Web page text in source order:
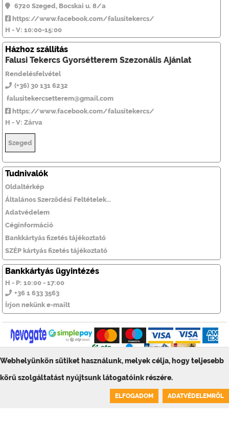
Webhelyünkön sütiket használunk, melyek célja, hogy teljesebb
körű szolgáltatást nyújtsunk látogatóink részére.
ELFOGADOM ADATVÉDELEMRŐL
6720 Szeged, Bocskai u. 8/a
https://www.facebook.com/falusitekercs/
H - V: 10:00-15:00
Házhoz szállítás
Falusi Tekercs Gyorsétterem Szezonális Ajánlat
Rendelésfelvétel
(+36) 30 131 6232
falusitekercsetterem@gmail.com
https://www.facebook.com/falusitekercs/
H - V: Zárva
Szeged
Tudnivalók
Oldaltérkép
Általános Szerződési Feltételek...
Adatvédelem
Céginformáció
Bankkártyás fizetés tájékoztató
SZÉP kártyás fizetés tájékoztató
Bankkártyás ügyintézés
H - P: 10:00 - 17:00
+36 1 633 3563
Írjon nekünk e-mailt
© ToolSiTE Kft. 2026. Minden jog fenntartva!
ToolSiTE Éttermi webáruház